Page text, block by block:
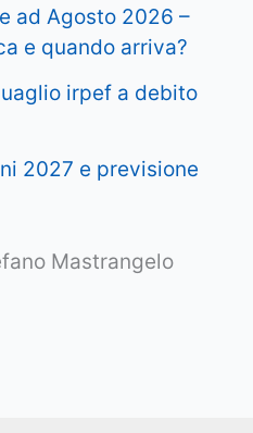
ad Agosto 2026 –
e quando arriva?
irpef a debito
2027 e previsione
Mastrangelo